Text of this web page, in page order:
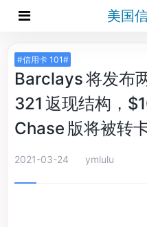
美国
#信用卡 101#
Barclays 将发布
321 返现结构，
Chase 版将被转卡
2021-03-24 ymlulu